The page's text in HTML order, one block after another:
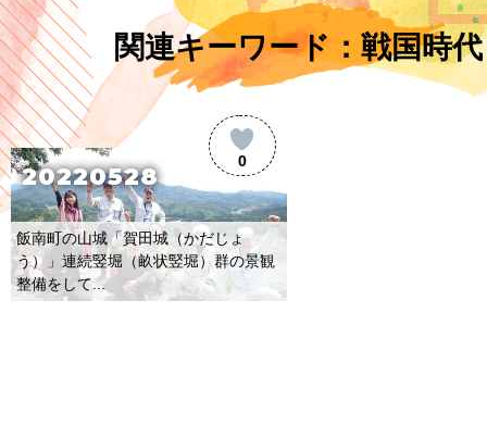
関連キーワード：戦国時代
0
20220528
飯南町の山城「賀田城（かだじょ
う）」連続竪堀（畝状竪堀）群の景観
整備をして...